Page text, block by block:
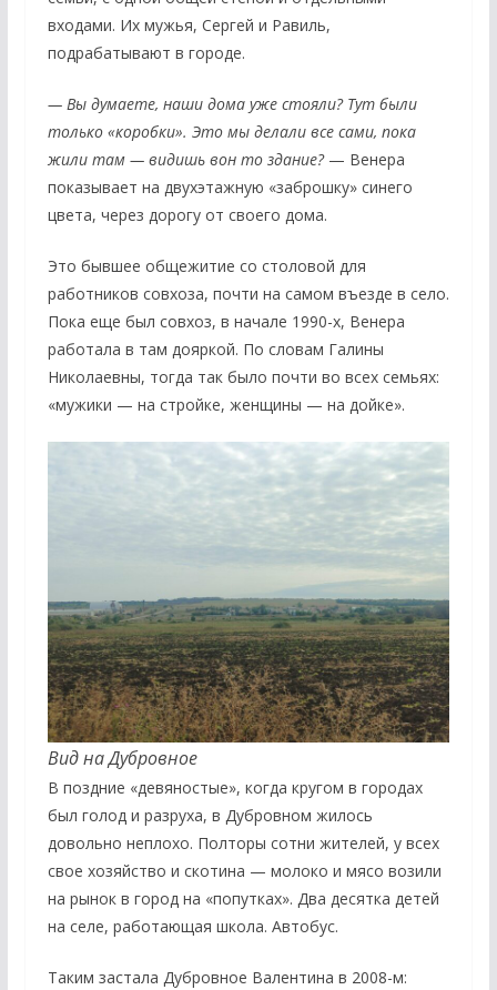
входами. Их мужья, Сергей и Равиль,
подрабатывают в городе.
— Вы думаете, наши дома уже стояли? Тут были
только «коробки». Это мы делали все сами, пока
жили там — видишь вон то здание? — Венера
показывает на двухэтажную «заброшку» синего
цвета, через дорогу от своего дома.
Это бывшее общежитие со столовой для
работников совхоза, почти на самом въезде в село.
Пока еще был совхоз, в начале 1990-х, Венера
работала в там дояркой. По словам Галины
Николаевны, тогда так было почти во всех семьях:
«мужики — на стройке, женщины — на дойке».
Вид на Дубровное
В поздние «девяностые», когда кругом в городах
был голод и разруха, в Дубровном жилось
довольно неплохо. Полторы сотни жителей, у всех
свое хозяйство и скотина — молоко и мясо возили
на рынок в город на «попутках». Два десятка детей
на селе, работающая школа. Автобус.
Таким застала Дубровное Валентина в 2008-м: